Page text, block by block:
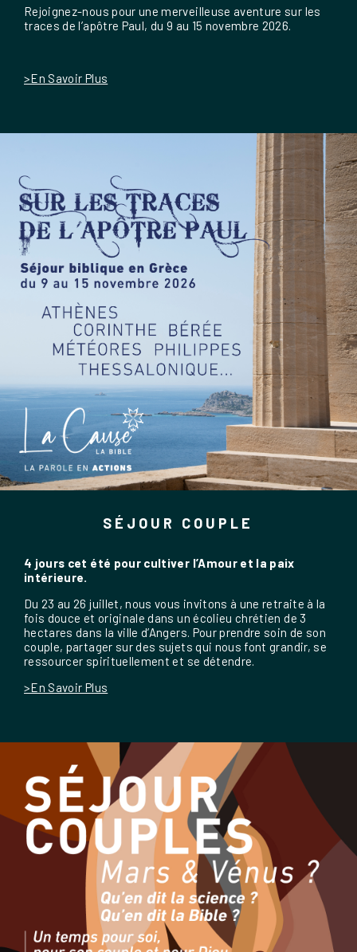
Rejoignez-nous pour une merveilleuse aventure sur les
traces de l’apôtre Paul, du 9 au 15 novembre 2026.
>En Savoir Plus
SÉJOUR COUPLE
4 jours cet été pour cultiver l’Amour et la paix
intérieure.
Du 23 au 26 juillet, nous vous invitons à une retraite à la
fois douce et originale dans un écolieu chrétien de 3
hectares dans la ville d’Angers. Pour prendre soin de son
couple, partager sur des sujets qui nous font grandir, se
ressourcer spirituellement et se détendre.
>En Savoir Plus